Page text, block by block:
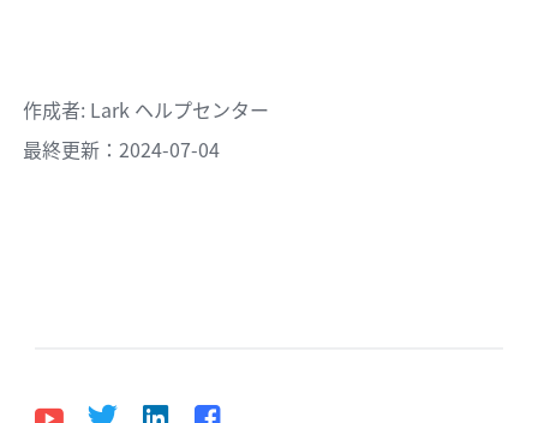
作成者: Lark ヘルプセンター
最終更新：2024-07-04